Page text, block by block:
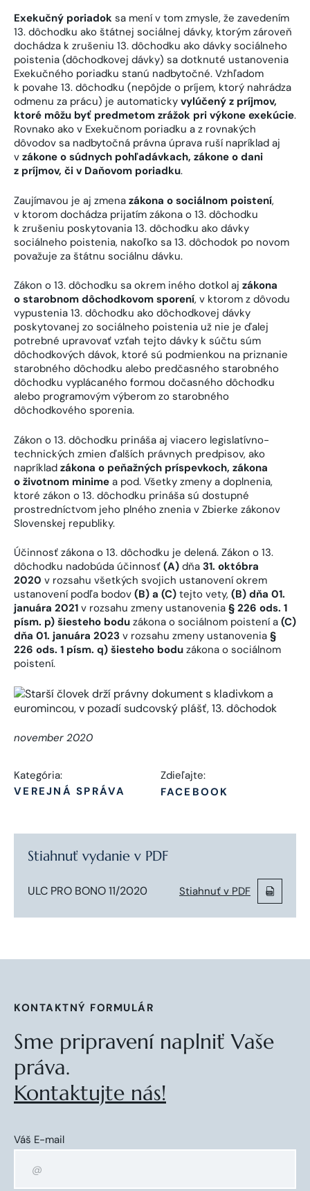
Exekučný poriadok sa mení v tom zmysle, že zavedením
13. dôchodku ako štátnej sociálnej dávky, ktorým zároveň
dochádza k zrušeniu 13. dôchodku ako dávky sociálneho
poistenia (dôchodkovej dávky) sa dotknuté ustanovenia
Exekučného poriadku stanú nadbytočné. Vzhľadom
k povahe 13. dôchodku (nepôjde o príjem, ktorý nahrádza
odmenu za prácu) je automaticky vylúčený z príjmov,
ktoré môžu byť predmetom zrážok pri výkone exekúcie.
Rovnako ako v Exekučnom poriadku a z rovnakých
dôvodov sa nadbytočná právna úprava ruší napríklad aj
v zákone o súdnych pohľadávkach, zákone o dani
z príjmov, či v Daňovom poriadku.
Zaujímavou je aj zmena zákona o sociálnom poistení,
v ktorom dochádza prijatím zákona o 13. dôchodku
k zrušeniu poskytovania 13. dôchodku ako dávky
sociálneho poistenia, nakoľko sa 13. dôchodok po novom
považuje za štátnu sociálnu dávku.
Zákon o 13. dôchodku sa okrem iného dotkol aj zákona
o starobnom dôchodkovom sporení, v ktorom z dôvodu
vypustenia 13. dôchodku ako dôchodkovej dávky
poskytovanej zo sociálneho poistenia už nie je ďalej
potrebné upravovať vzťah tejto dávky k súčtu súm
dôchodkových dávok, ktoré sú podmienkou na priznanie
starobného dôchodku alebo predčasného starobného
dôchodku vyplácaného formou dočasného dôchodku
alebo programovým výberom zo starobného
dôchodkového sporenia.
Zákon o 13. dôchodku prináša aj viacero legislatívno-
technických zmien ďalších právnych predpisov, ako
napríklad zákona o peňažných príspevkoch, zákona
o životnom minime a pod. Všetky zmeny a doplnenia,
ktoré zákon o 13. dôchodku prináša sú dostupné
prostredníctvom jeho plného znenia v Zbierke zákonov
Slovenskej republiky.
Účinnosť zákona o 13. dôchodku je delená. Zákon o 13.
dôchodku nadobúda účinnosť (A) dňa 31. októbra
2020 v rozsahu všetkých svojich ustanovení okrem
ustanovení podľa bodov (B) a (C) tejto vety, (B) dňa 01.
januára 2021 v rozsahu zmeny ustanovenia § 226 ods. 1
písm. p) šiesteho bodu zákona o sociálnom poistení a (C)
dňa 01. januára 2023 v rozsahu zmeny ustanovenia §
226 ods. 1 písm. q) šiesteho bodu zákona o sociálnom
poistení.
november 2020
Kategória:
VEREJNÁ SPRÁVA
Zdieľajte:
FACEBOOK
Stiahnuť vydanie v PDF
ULC PRO BONO 11/2020 Stiahnuť v PDF
KONTAKTNÝ FORMULÁR
Sme pripravení naplniť Vaše
práva.
Kontaktujte nás!
Váš E-mail